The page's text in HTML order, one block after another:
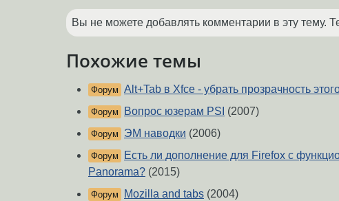
Вы не можете добавлять комментарии в эту тему.
Похожие темы
Форум Alt+Tab в Xfce - убрать прозрачность
Форум Вопрос юзерам PSI (2007)
Форум ЭМ наводки (2006)
Форум
Есть ли дополнение для Firefox с
Panorama? (2015)
Форум Mozilla and tabs (2004)